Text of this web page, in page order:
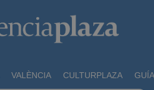
VALÈNCIA CULTURPLAZA